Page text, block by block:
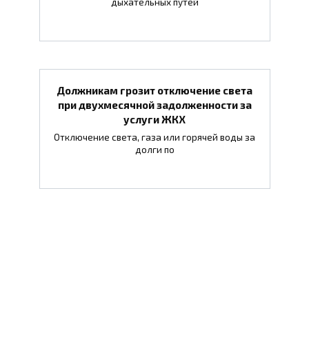
Должникам грозит отключение света
при двухмесячной задолженности за
услуги ЖКХ
Отключение света, газа или горячей воды за
долги по